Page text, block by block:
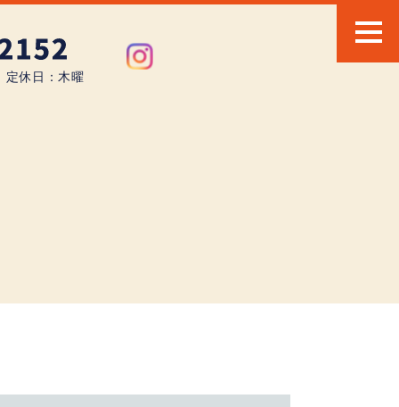
休日：木曜